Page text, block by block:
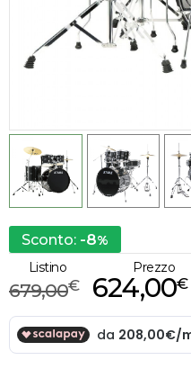
Sconto: -8%
Listino
€
679,00
Prezzo
€
624,00